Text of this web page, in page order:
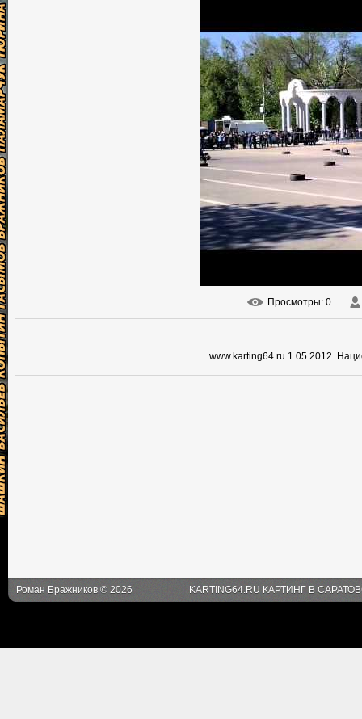
Просмотры: 0
www.karting64.ru 1.05.2012.
Роман Бражников © 2026 KARTING64.RU КАРТИНГ В